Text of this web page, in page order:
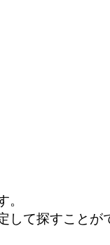
。
して探すことが